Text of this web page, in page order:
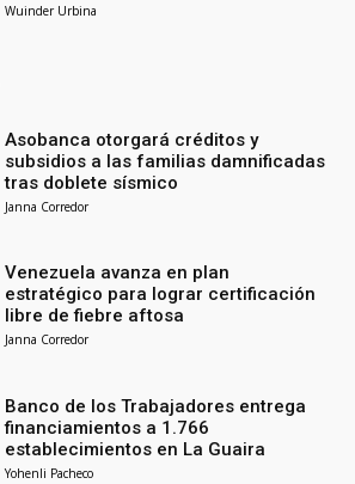
Wuinder Urbina
Asobanca otorgará créditos y
subsidios a las familias damnificadas
tras doblete sísmico
Janna Corredor
Venezuela avanza en plan
estratégico para lograr certificación
libre de fiebre aftosa
Janna Corredor
Banco de los Trabajadores entrega
financiamientos a 1.766
establecimientos en La Guaira
Yohenli Pacheco